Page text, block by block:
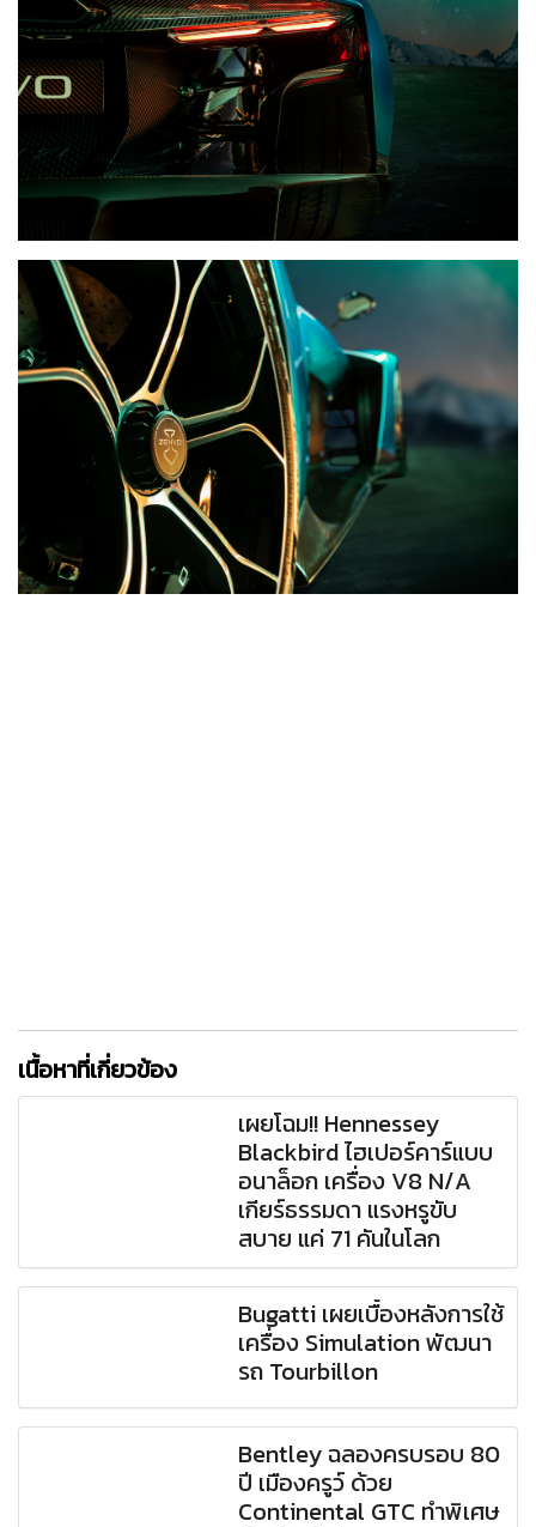
เนื้อหาที่เกี่ยวข้อง
เผยโฉม!! Hennessey
Blackbird ไฮเปอร์คาร์แบบ
อนาล็อก เครื่อง V8 N/A
เกียร์ธรรมดา แรงหรูขับ
สบาย แค่ 71 คันในโลก
Bugatti เผยเบื้องหลังการใช้
เครื่อง Simulation พัฒนา
รถ Tourbillon
Bentley ฉลองครบรอบ 80
ปี เมืองครูว์ ด้วย
Continental GTC ทำพิเศษ